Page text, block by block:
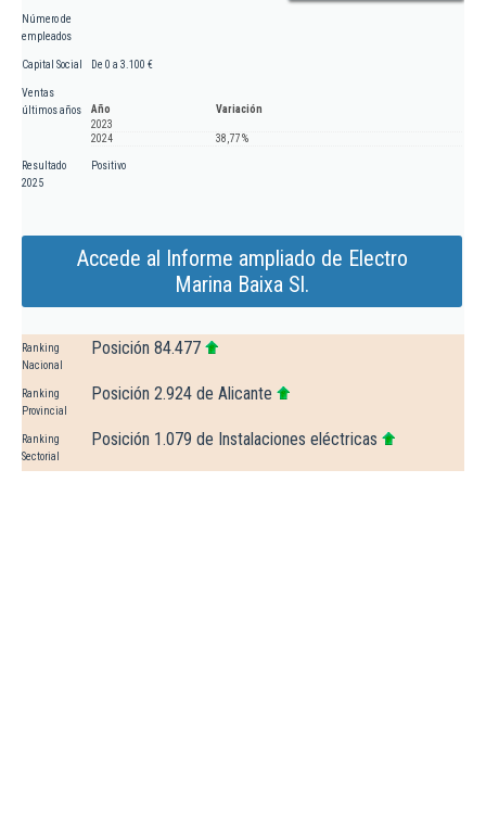
Número de
empleados
Capital Social De 0 a 3.100 €
Ventas
últimos años
Año
Variación
2023
2024
38,77 %
Resultado
2025
Positivo
Accede al Informe ampliado de Electro
Marina Baixa Sl.
Ranking
Nacional
Posición 84.477
Ranking
Provincial
Posición 2.924 de Alicante
Ranking
Sectorial
Posición 1.079 de Instalaciones eléctricas